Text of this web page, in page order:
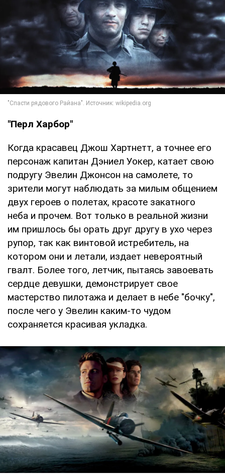
"Перл Харбор"
Когда красавец Джош Хартнетт, а точнее его
персонаж капитан Дэниел Уокер, катает свою
подругу Эвелин Джонсон на самолете, то
зрители могут наблюдать за милым общением
двух героев о полетах, красоте закатного
неба и прочем. Вот только в реальной жизни
им пришлось бы орать друг другу в ухо через
рупор, так как винтовой истребитель, на
котором они и летали, издает невероятный
гвалт. Более того, летчик, пытаясь завоевать
сердце девушки, демонстрирует свое
мастерство пилотажа и делает в небе "бочку",
после чего у Эвелин каким-то чудом
сохраняется красивая укладка.